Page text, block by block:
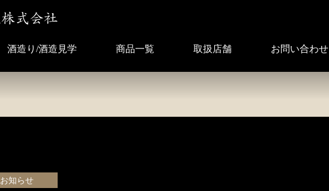
酒造り/酒造見学 商品一覧 取扱店舗 お問い合わせ
お知らせ